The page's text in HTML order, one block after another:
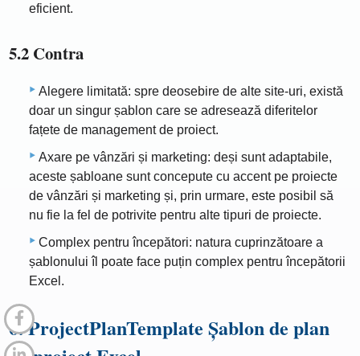
eficient.
5.2 Contra
Alegere limitată: spre deosebire de alte site-uri, există
doar un singur șablon care se adresează diferitelor
fațete de management de proiect.
Axare pe vânzări și marketing: deși sunt adaptabile,
aceste șabloane sunt concepute cu accent pe proiecte
de vânzări și marketing și, prin urmare, este posibil să
nu fie la fel de potrivite pentru alte tipuri de proiecte.
Complex pentru începători: natura cuprinzătoare a
șablonului îl poate face puțin complex pentru începătorii
Excel.
6. ProjectPlanTemplate Șablon de plan